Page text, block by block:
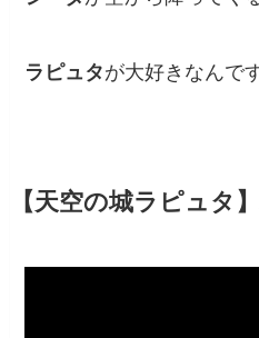
ラピュタが大好きなんで
【天空の城ラピュタ